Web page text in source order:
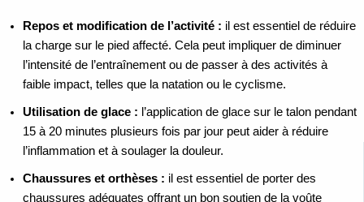
Repos et modification de l’activité : il est essentiel de réduire
la charge sur le pied affecté. Cela peut impliquer de diminuer
l’intensité de l’entraînement ou de passer à des activités à
faible impact, telles que la natation ou le cyclisme.
Utilisation de glace : l’application de glace sur le talon pendant
15 à 20 minutes plusieurs fois par jour peut aider à réduire
l’inflammation et à soulager la douleur.
Chaussures et orthèses : il est essentiel de porter des
chaussures adéquates offrant un bon soutien de la voûte